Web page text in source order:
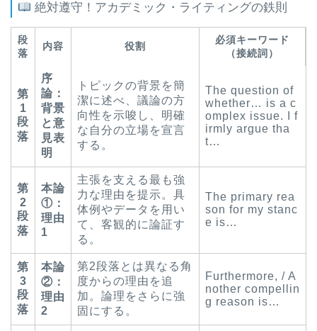
絶対遵守！アカデミック・ライティングの鉄則
段
落
内容 役割
必須キーワード
（接続詞）
第
1
段
落
序
論：
背景
と意
見表
明
トピックの背景を簡
潔に述べ、議論の方
向性を示唆し、明確
な自分の立場を宣言
する。
The question of
whether… is a c
omplex issue. I f
irmly argue tha
t…
第
2
段
落
本論
①：
理由
1
主張を支える最も強
力な理由を提示。具
体例やデータを用い
て、客観的に論証す
る。
The primary rea
son for my stanc
e is…
第
3
段
落
本論
②：
理由
2
第2段落とは異なる角
度からの理由を追
加。論理をさらに強
固にする。
Furthermore, / A
nother compellin
g reason is…